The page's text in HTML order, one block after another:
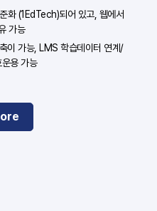
화 (1EdTech)되어 있고, 웹에서
가능
이 가능, LMS 학습데이터 연계/
용 가능